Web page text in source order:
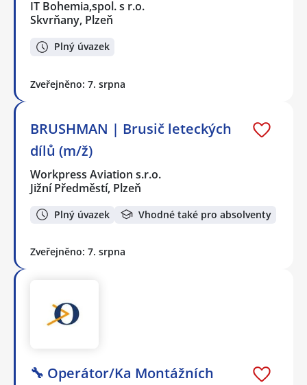
IT Bohemia,spol. s r.o.
Skvrňany, Plzeň
Plný úvazek
Zveřejněno: 7. srpna
BRUSHMAN | Brusič leteckých
dílů (m/ž)
Workpress Aviation s.r.o.
Jižní Předměstí, Plzeň
Plný úvazek Vhodné také pro absolventy
Zveřejněno: 7. srpna
🔧 Operátor/Ka Montážních